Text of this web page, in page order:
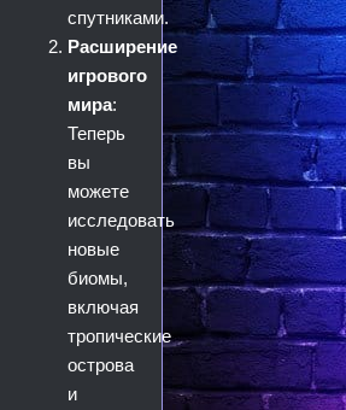
спутниками.
Расширение
игрового
мира:
Теперь
вы
можете
исследовать
новые
биомы,
включая
тропические
острова
и